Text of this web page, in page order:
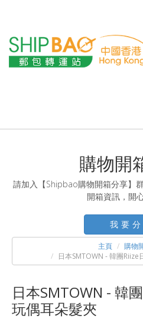
購物開
請加入【Shipbao購物開箱分享】
開箱資訊，開
我要
主頁
購物
日本SMTOWN - 韓團
日本SMTOWN - 韓
玩偶耳朵髮夾